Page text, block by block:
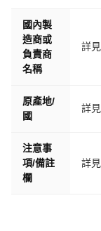
國內製
造商或
負責商
名稱
詳
原產地/
國
詳
注意事
項/備註
欄
詳